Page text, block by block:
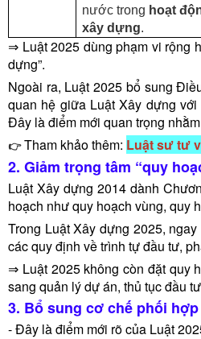
nước trong hoạt
xây dựng.
⇒ Luật 2025 dùng phạm vi rộng
dựng”.
Ngoài ra, Luật 2025 bổ sung
quan hệ giữa Luật Xây dựng
Đây là điểm mới quan trọng
👉Tham khảo thêm: Luật sư tư
2. Giảm trọng tâm “quy
Luật Xây dựng 2014 dành
hoạch như quy hoạch vùng, quy
Trong Luật Xây dựng 2025,
các quy định về trình tự đầu tư,
⇒ Luật 2025 không còn đặt quy
sang quản lý dự án, thủ tục đầu
3. Bổ sung cơ chế phối
- Đây là điểm mới rõ của Luật